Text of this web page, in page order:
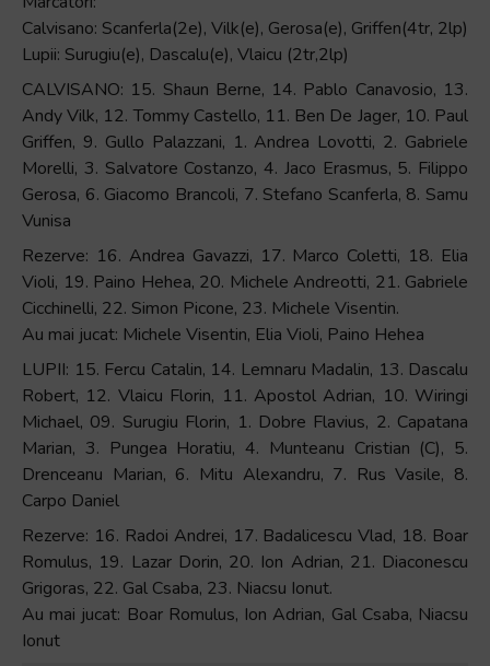
Calvisano: Scanferla(2e), Vilk(e), Gerosa(e), Griffen(4tr, 2lp)
Lupii: Surugiu(e), Dascalu(e), Vlaicu (2tr,2lp)
CALVISANO: 15. Shaun Berne, 14. Pablo Canavosio, 13.
Andy Vilk, 12. Tommy Castello, 11. Ben De Jager, 10. Paul
Griffen, 9. Gullo Palazzani, 1. Andrea Lovotti, 2. Gabriele
Morelli, 3. Salvatore Costanzo, 4. Jaco Erasmus, 5. Filippo
Gerosa, 6. Giacomo Brancoli, 7. Stefano Scanferla, 8. Samu
Vunisa
Rezerve: 16. Andrea Gavazzi, 17. Marco Coletti, 18. Elia
Violi, 19. Paino Hehea, 20. Michele Andreotti, 21. Gabriele
Cicchinelli, 22. Simon Picone, 23. Michele Visentin.
Au mai jucat: Michele Visentin, Elia Violi, Paino Hehea
LUPII: 15. Fercu Catalin, 14. Lemnaru Madalin, 13. Dascalu
Robert, 12. Vlaicu Florin, 11. Apostol Adrian, 10. Wiringi
Michael, 09. Surugiu Florin, 1. Dobre Flavius, 2. Capatana
Marian, 3. Pungea Horatiu, 4. Munteanu Cristian (C), 5.
Drenceanu Marian, 6. Mitu Alexandru, 7. Rus Vasile, 8.
Carpo Daniel
Rezerve: 16. Radoi Andrei, 17. Badalicescu Vlad, 18. Boar
Romulus, 19. Lazar Dorin, 20. Ion Adrian, 21. Diaconescu
Grigoras, 22. Gal Csaba, 23. Niacsu Ionut.
Au mai jucat: Boar Romulus, Ion Adrian, Gal Csaba, Niacsu
Ionut